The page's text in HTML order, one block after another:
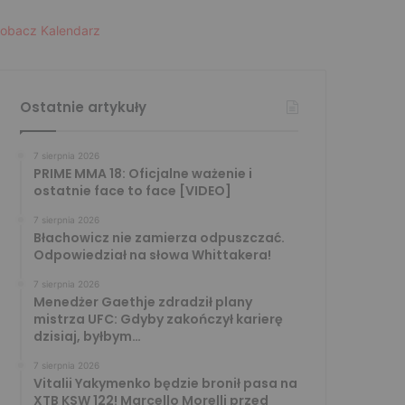
Kalendarz
Ostatnie artykuły
7 sierpnia 2026
PRIME MMA 18: Oficjalne ważenie i
ostatnie face to face [VIDEO]
7 sierpnia 2026
Błachowicz nie zamierza odpuszczać.
Odpowiedział na słowa Whittakera!
7 sierpnia 2026
Menedżer Gaethje zdradził plany
mistrza UFC: Gdyby zakończył karierę
dzisiaj, byłbym…
7 sierpnia 2026
Vitalii Yakymenko będzie bronił pasa na
XTB KSW 122! Marcello Morelli przed